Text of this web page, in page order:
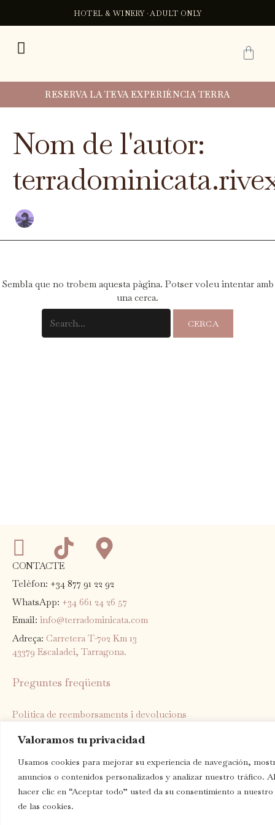
Valoramos tu privacidad
Usamos cookies para mejorar su experiencia de navegación,
anuncios o contenidos personalizados y analizar nuestro tráfico. Al
hacer clic en “Aceptar todo” usted da su consentimiento a nuestro
de las cookies.
HOTEL & WINERY · ADULT ONLY
RESERVA LA TEVA EXPERIÈNCIA TERRA
Nom de l'autor:
Sembla que no trobem aquesta pàgina. Potser voleu intentar amb
una cerca.
CONTACTE
Telèfon: +34 877 91 22 92
WhatsApp: +34 661 24 26 57
Email: info@terradominicata.com
Adreça: Carretera T-702 Km 13
43379 Escaladei, Tarragona.
Preguntes freqüents
Política de reemborsaments i devolucions
Política de privadesa
Termes del servei
Avís legal